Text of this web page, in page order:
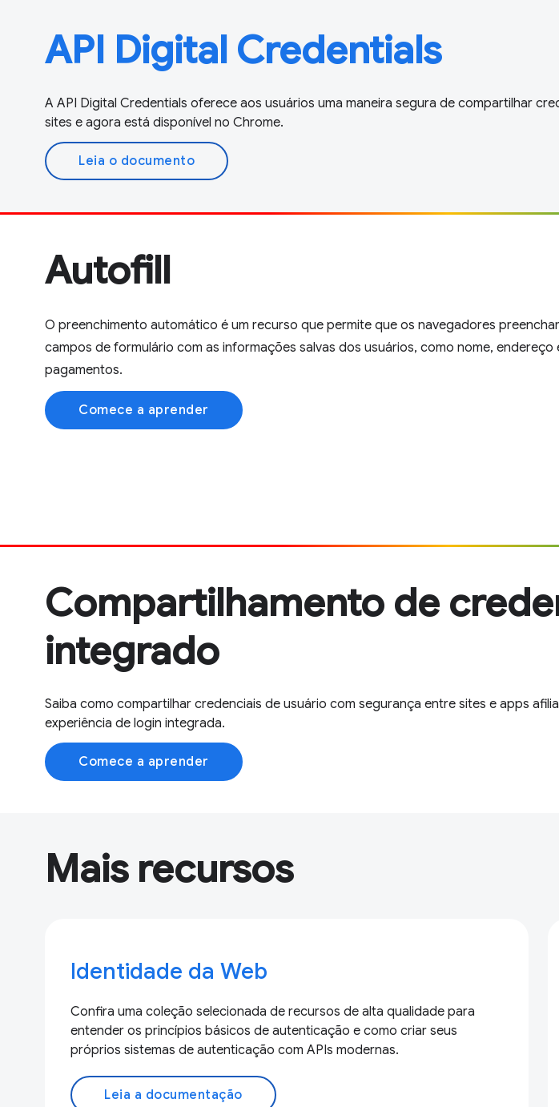
API Digital Credentials
A API Digital Credentials oferece aos usuários uma maneira segura de compartilhar
sites e agora está disponível no Chrome.
Leia o documento
Autofill
O preenchimento automático é um recurso que permite que os navegadores
campos de formulário com as informações salvas dos usuários, como nome, endereço
pagamentos.
Comece a aprender
Compartilhamento de
integrado
Saiba como compartilhar credenciais de usuário com segurança entre sites e apps
experiência de login integrada.
Comece a aprender
Mais recursos
Identidade da Web
Confira uma coleção selecionada de recursos de alta qualidade para
entender os princípios básicos de autenticação e como criar seus
próprios sistemas de autenticação com APIs modernas.
Leia a documentação